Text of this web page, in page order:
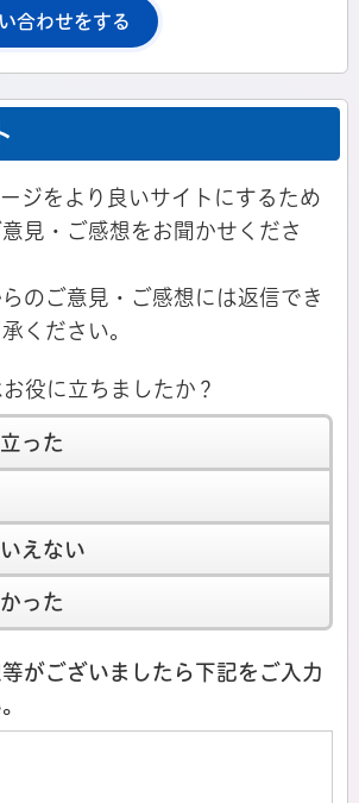
合わせをする
ジをより良いサイトにするため
見・ご感想をお聞かせくださ
のご意見・ご感想には返信でき
ください。
役に立ちましたか？
った
えない
った
がございましたら下記をご入力